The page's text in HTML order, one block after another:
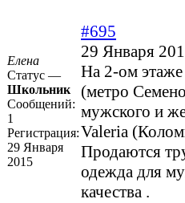
Елена
Статус —
Школьник
Сообщений:
1
Регистрация:
29 Января
2015
#695
29 Января
На 2-ом
(метро
мужского и
Valeria
Продаются
одежда для
качества .